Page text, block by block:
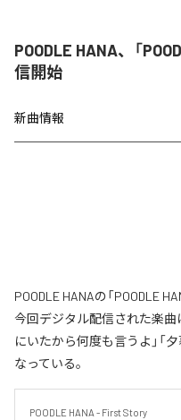
POODLE HANA、「
信開始
新曲情報
POODLE HANAの「POODLE
今回デジタル配信された楽曲
にいたから何度も言うよ」「
なっている。
POODLE HANA - First Story